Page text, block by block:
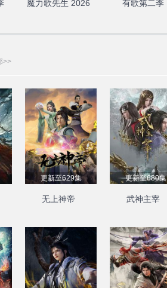
魔力歌先生 2026 有歌第二季
>>
更新至629集
无上神帝
更新至680集
武神主宰